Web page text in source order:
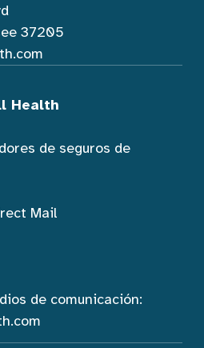
37205
Health
de seguros de
Mail
de comunicación: